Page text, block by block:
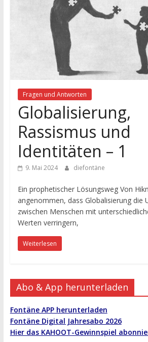
Fragen und Antworten
Globalisierung,
Rassismus und
Identitäten – 1
9. Mai 2024 diefontäne
Ein prophetischer Lösungsweg Von
angenommen, dass Globalisierung die
zwischen Menschen mit
Werten verringern,
Weiterlesen
Abo & App herunterladen
Fontäne APP herunterladen
Fontäne Digital Jahresabo 2026
Hier das KAHOOT-Gewinnspiel